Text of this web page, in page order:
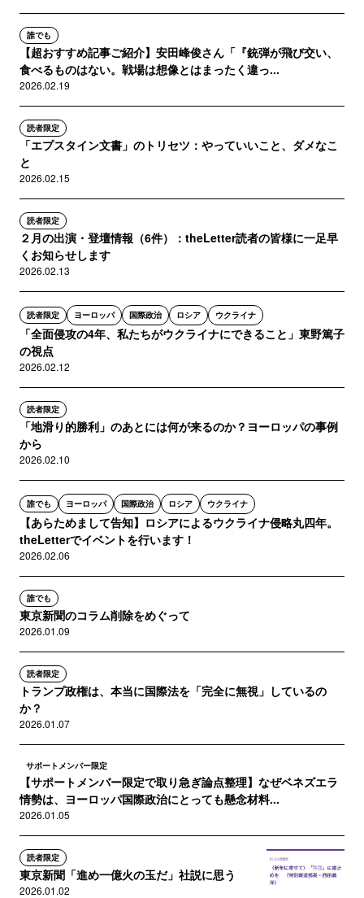
誰でも
【超おすすめ記事ご紹介】安田峰俊さん「『銃弾が飛び交い、
食べるものはない。戦場は想像とはまったく違っ...
2026.02.19
読者限定
「エプスタイン文書」のトリセツ：やっていいこと、ダメなこ
と
2026.02.15
読者限定
２月の出演・登壇情報（6件）：theLetter読者の皆様に一足早
くお知らせします
2026.02.13
読者限定 ヨーロッパ 国際政治 ロシア ウクライナ
「全面侵攻の4年、私たちがウクライナにできること」東野篤子
の視点
2026.02.12
読者限定
「地滑り的勝利」のあとには何が来るのか？ヨーロッパの事例
から
2026.02.10
誰でも ヨーロッパ 国際政治 ロシア ウクライナ
【あらためまして告知】ロシアによるウクライナ侵略丸四年。
theLetterでイベントを行います！
2026.02.06
誰でも
東京新聞のコラム削除をめぐって
2026.01.09
読者限定
トランプ政権は、本当に国際法を「完全に無視」しているの
か？
2026.01.07
サポートメンバー限定
【サポートメンバー限定で取り急ぎ論点整理】なぜベネズエラ
情勢は、ヨーロッパ国際政治にとっても懸念材料...
2026.01.05
読者限定
東京新聞「進め一億火の玉だ」社説に思う
2026.01.02